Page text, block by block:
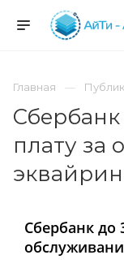
Главная
плату за
Сбербанк до